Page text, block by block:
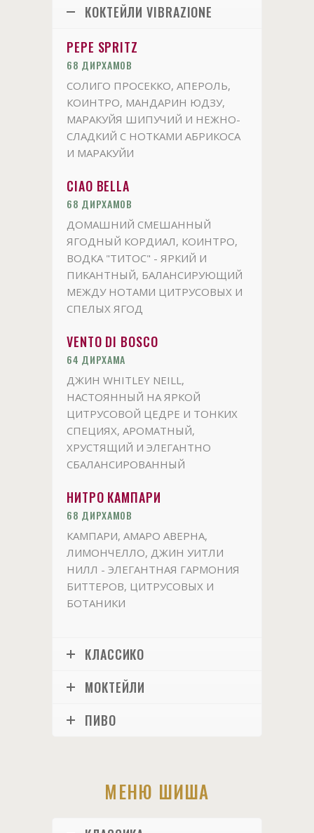
КОКТЕЙЛИ VIBRAZIONE
PEPE SPRITZ
68 ДИРХАМОВ
СОЛИГО ПРОСЕККО, АПЕРОЛЬ,
КОИНТРО, МАНДАРИН ЮДЗУ,
МАРАКУЙЯ ШИПУЧИЙ И НЕЖНО-
СЛАДКИЙ С НОТКАМИ АБРИКОСА
И МАРАКУЙИ
CIAO BELLA
68 ДИРХАМОВ
ДОМАШНИЙ СМЕШАННЫЙ
ЯГОДНЫЙ КОРДИАЛ, КОИНТРО,
ВОДКА "ТИТОС" - ЯРКИЙ И
ПИКАНТНЫЙ, БАЛАНСИРУЮЩИЙ
МЕЖДУ НОТАМИ ЦИТРУСОВЫХ И
СПЕЛЫХ ЯГОД
VENTO DI BOSCO
64 ДИРХАМА
ДЖИН WHITLEY NEILL,
НАСТОЯННЫЙ НА ЯРКОЙ
ЦИТРУСОВОЙ ЦЕДРЕ И ТОНКИХ
СПЕЦИЯХ, АРОМАТНЫЙ,
ХРУСТЯЩИЙ И ЭЛЕГАНТНО
СБАЛАНСИРОВАННЫЙ
НИТРО КАМПАРИ
68 ДИРХАМОВ
КАМПАРИ, АМАРО АВЕРНА,
ЛИМОНЧЕЛЛО, ДЖИН УИТЛИ
НИЛЛ - ЭЛЕГАНТНАЯ ГАРМОНИЯ
БИТТЕРОВ, ЦИТРУСОВЫХ И
БОТАНИКИ
КЛАССИКО
МОКТЕЙЛИ
ПИВО
МЕНЮ ШИША